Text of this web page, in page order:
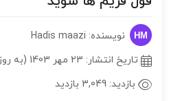
نویسنده: Hadis maazi
تاریخ انتشار: 23 مهر 1403 (به روز رسانی در: 23 مهر 1403)
بازدید: 3,049 بازدید